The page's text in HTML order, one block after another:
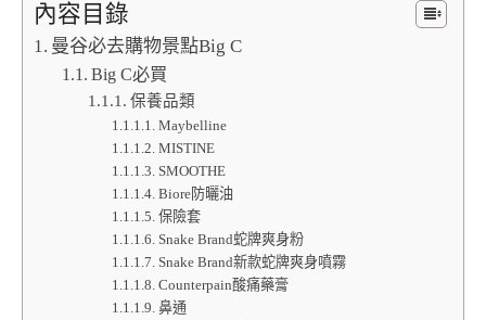
內容目錄
曼谷必去購物景點Big C
Big C必買
保養品類
Maybelline
MISTINE
SMOOTHE
Biore防曬油
保險套
Snake Brand蛇牌爽身粉
Snake Brand新款蛇牌爽身噴霧
Counterpain酸痛藥膏
鼻通